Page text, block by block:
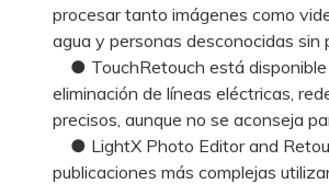
procesar tanto imágenes como
agua y personas desconocidas sin
● TouchRetouch está disponible
eliminación de líneas eléctricas,
precisos, aunque no se aconseja
● LightX Photo Editor and
publicaciones más complejas